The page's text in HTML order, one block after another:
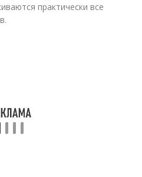
практически все